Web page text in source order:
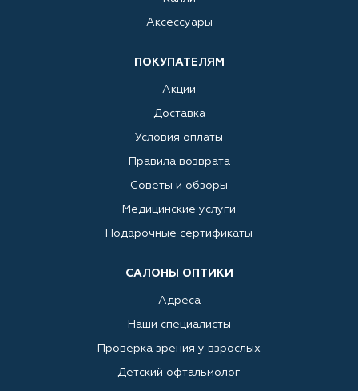
Аксессуары
ПОКУПАТЕЛЯМ
Акции
Доставка
Условия оплаты
Правила возврата
Советы и обзоры
Медицинские услуги
Подарочные сертификаты
САЛОНЫ ОПТИКИ
Адреса
Наши специалисты
Проверка зрения у взрослых
Детский офтальмолог